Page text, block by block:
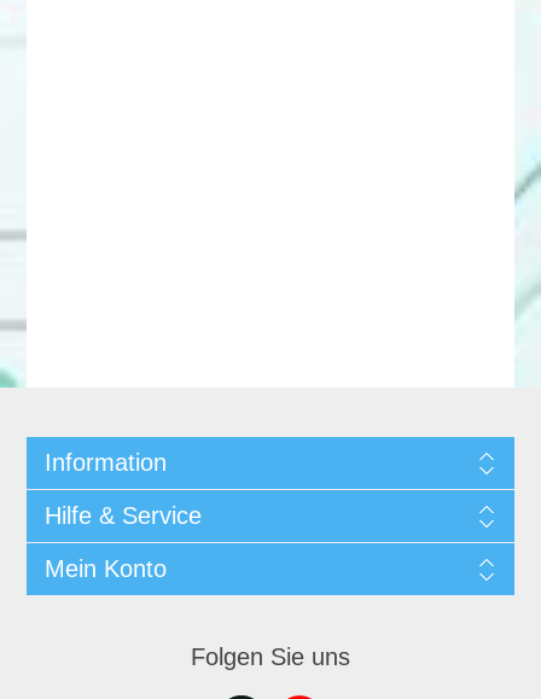
Information
Hilfe & Service
Mein Konto
Folgen Sie uns